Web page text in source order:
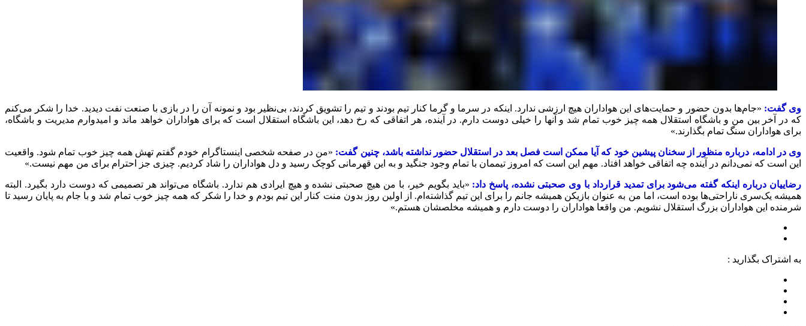
وی گفت: «جام‌ها بدون حضور و حمایت‌های این هواداران هیچ ارزشی ندارد. اینکه در سرما و گرما کنار تیم بودند و تیم را تشویق کردند، بی‌نظیر بود و نمونه آن را در بازی با صنعت نفت دیدید. خدا را شکر می‌کنم
که در آخر بین من و باشگاه استقلال همه چیز خوب تمام شد و آنها را خیلی دوست دارم. در آینده، هر اتفاقی که رخ دهد، این باشگاه استقلال است که برای هواداران خواهد ماند و امیدوارم مدیریت و باشگاه،
برای هواداران سنگ تمام بگذارند.»
وی در ادامه، درباره منظور از سخنان پیشین خود که آیا ممکن است فصل بعد در استقلال حضور نداشته باشد، چنین گفت: «من در صفحه شخصی اینستاگرام خودم گفتم تهش همه چیز خوب تمام شود. واقعیت
این است که نمی‌دانم در آینده چه اتفاقی خواهد افتاد. مهم این است که امروز تیممان با تمام وجود جنگید و به این قهرمانی کوچک رسید و دل هواداران را شاد کردیم. چیزی جز احترام برای من مهم نیست.»
رضاییان درباره اینکه گفته می‌شود برای تمدید قرارداد با وی صحبتی نشده، پاسخ داد: «باید بگویم خیر، با من هیچ صحبتی نشده و هیچ ایرادی هم ندارد. باشگاه می‌تواند هر تصمیمی که دوست دارد بگیرد. البته
همیشه یک‌سری ناراحتی‌ها بوده است، اما من به عنوان بازیکن همیشه جانم را برای این تیم گذاشته‌ام. از اولین روز بدون منت کنار این تیم بودم و خدا را شکر که همه چیز خوب تمام شد و با جام به پایان رسید تا
شرمنده این هواداران بزرگ استقلال نشویم. من واقعا هواداران را دوست دارم و همیشه مخلصشان هستم.»
به اشتراک بگذارید :